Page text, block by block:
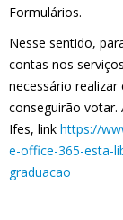
Formulários.
Nesse sentido,
contas nos
necessário
conseguirão votar.
Ifes, link https://
e-office-365-esta-
graduacao